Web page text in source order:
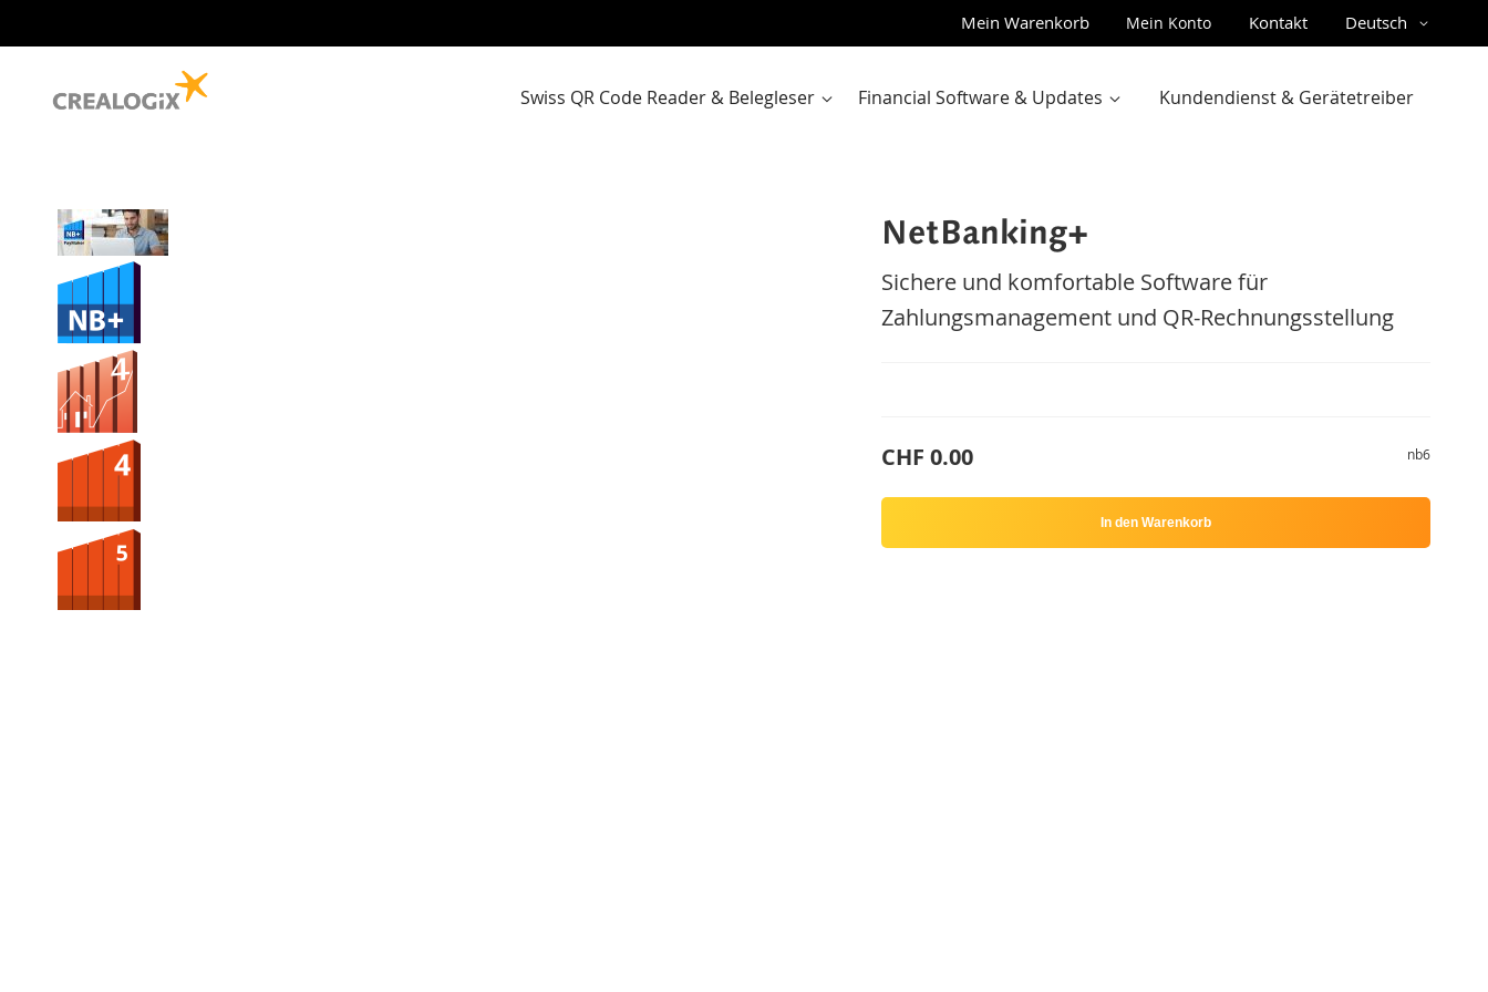
Inhalt
Mein Warenkorb Mein Konto Kontakt Sprache
Deutsch
Swiss QR Code Reader & Belegleser Financial Software & Updates Kundendienst & Gerätetreiber
NetBanking+
Sichere und komfortable Software für
Zahlungsmanagement und QR-Rechnungsstellung
CHF 0.00 nb6
In den Warenkorb